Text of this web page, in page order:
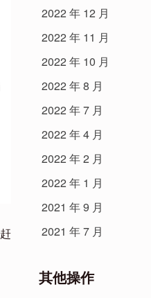
2022 年 12 月
2022 年 11 月
2022 年 10 月
2022 年 8 月
2022 年 7 月
2022 年 4 月
2022 年 2 月
2022 年 1 月
2021 年 9 月
2021 年 7 月
其他操作